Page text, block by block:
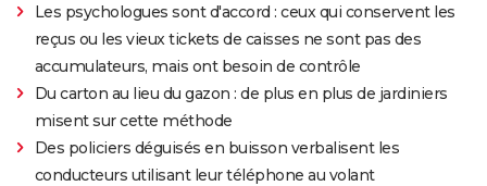
Les psychologues sont d'accord : ceux qui conservent les
reçus ou les vieux tickets de caisses ne sont pas des
accumulateurs, mais ont besoin de contrôle
Du carton au lieu du gazon : de plus en plus de jardiniers
misent sur cette méthode
Des policiers déguisés en buisson verbalisent les
conducteurs utilisant leur téléphone au volant